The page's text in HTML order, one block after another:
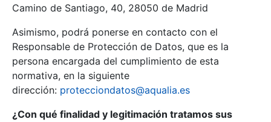
Camino de Santiago, 40, 28050 de Madrid
Asimismo, podrá ponerse en contacto con el
Responsable de Protección de Datos, que es la
persona encargada del cumplimiento de esta
normativa, en la siguiente
dirección: protecciondatos@aqualia.es
¿Con qué finalidad y legitimación tratamos sus